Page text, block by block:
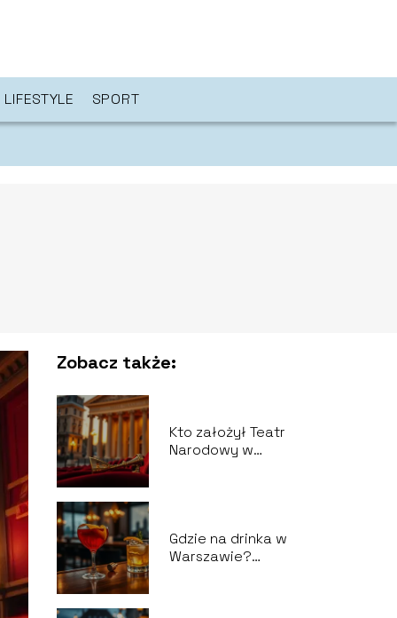
LIFESTYLE SPORT
Zobacz także:
Kto założył Teatr
Narodowy w
Gdzie na drinka w
Warszawie?